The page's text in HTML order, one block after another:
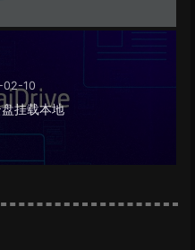
02-10
挂载本地